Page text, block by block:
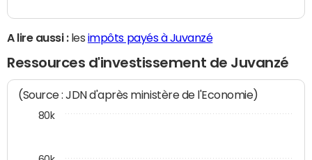
A lire aussi :les impôts payés à Juvanzé
Ressources d'investissement de Juvanzé
(Source : JDN d'après ministère de l'Economie)
80k